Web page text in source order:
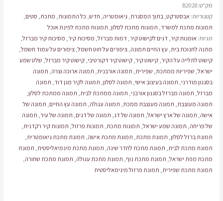
מק"ט:B2028
קטגוריות:אבסטרקט,בתוך המסגרת,גיאומטריה, חדש, כל התמונות, מתכת, סטים,
תמונות מתכת למשרד, תמונות מתכת לסלון, תמונות מתכת לפינת אוכל
תגיות:אומנות קיר,דגים לקישוט קיר,דמות מברזל, מסיכות קיר, מסיכות קיר מברזל,
מתנה לחנוכת בית, עץ החיים תמונה,ציפורים על חוט חשמל,ציפורים על עמוד חשמל,
קישוט לתלייה על הקיר,קישוט קיר,קישוט קיר דקורטיבי,קישוט קיר מברזל, שלט שמע
ישראל, שפיריות ממתכת, שפירית, תמונה אורבנית, תמונה ארוכה וצרה, תמונה
בסגנון מודרני, תמונה בעיצוב אישי, תמונה לסלון, תמונה לקיר מגן דוד, תמונה
מברזל, תמונה מברזל בסגנון אורבני, תמונה ממתכת לבית, תמונה ממתכת לסלון,
תמונה מעוצבת, תמונה מעוצבת ממכת, תמונה עגולה, תמונה עץ החיים, תמונה של
אישה, תמונה של ארץ ישראל, תמונה של דג, תמונה של דגים, תמונה של עיר, תמונה
של פריחה, תמונה שמע ישראל, תמונות מתכת, תמונות פרזול, תמונות קיר רקדנית,
תמונת ברזל לסלון, תמונת מתכת, תמונת מתכת אישה, תמונת מתכת גיאומטרית,
תמונת מתכת לבית, תמונת מתכת לחדר שינה, תמונת מתכת מינמיאליסטית, תמונת
מתכת מפת ישראל, תמונת מתכת נוף, תמונת מתכת עגולה, תמונת מתכת שחורה,
תמונת מתכת שפירית, תמונת פרזול מינימאליסטית